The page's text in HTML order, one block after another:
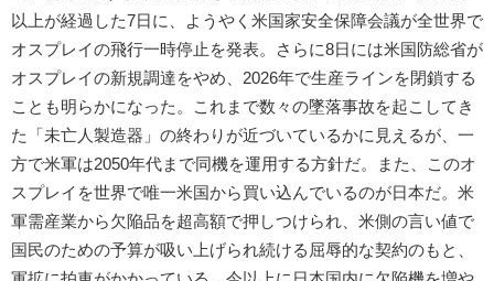
以上が経過した7日に、ようやく米国家安全保障会議が全世界で
オスプレイの飛行一時停止を発表。さらに8日には米国防総省が
オスプレイの新規調達をやめ、2026年で生産ラインを閉鎖する
ことも明らかになった。これまで数々の墜落事故を起こしてき
た「未亡人製造器」の終わりが近づいているかに見えるが、一
方で米軍は2050年代まで同機を運用する方針だ。また、このオ
スプレイを世界で唯一米国から買い込んでいるのが日本だ。米
軍需産業から欠陥品を超高額で押しつけられ、米側の言い値で
国民のための予算が吸い上げられ続ける屈辱的な契約のもと、